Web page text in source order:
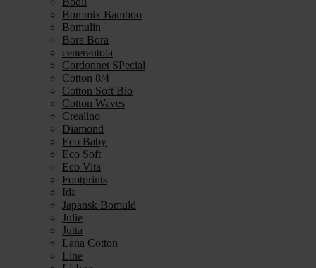
Bommix Bamboo
Bomulin
Bora Bora
cenerentola
Cordonnet SPecial
Cotton 8/4
Cotton Soft Bio
Cotton Waves
Crealino
Diamond
Eco Baby
Eco Soft
Eco Vita
Footprints
Ida
Japansk Bomuld
Julie
Jutta
Lana Cotton
Line